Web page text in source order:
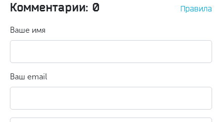
Комментарии: 0 Правила
Ваше имя
Ваш email